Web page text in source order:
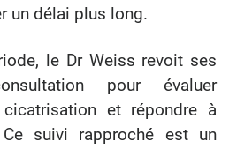
un délai plus long.
le Dr Weiss revoit ses
pour évaluer
et répondre à
Ce suivi rapproché est un